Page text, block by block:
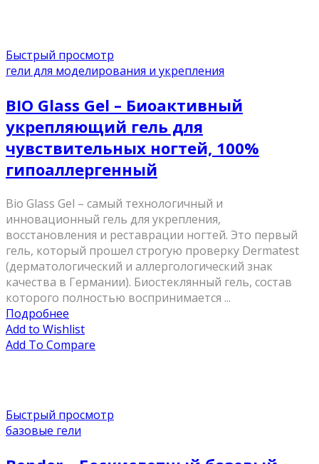
Быстрый просмотр
гели для моделирования и укрепления
BIO Glass Gel – Биоактивный
укрепляющий гель для
чувствительных ногтей, 100%
гипоаллергенный
Bio Glass Gel – самый технологичный и
инновационный гель для укрепления,
восстановления и реставрации ногтей. Это первый
гель, который прошел строгую проверку Dermatest
(дерматологический и аллергологический знак
качества в Германии). Биостеклянный гель, состав
которого полностью воспринимается ...
Подробнее
Add to Wishlist
Add To Compare
Быстрый просмотр
базовые гели